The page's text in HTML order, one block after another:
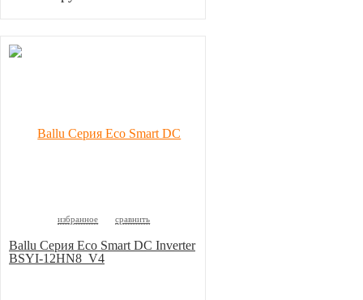
избранное сравнить
Ballu Серия Eco Smart DC Inverter
BSYI-12HN8_V4